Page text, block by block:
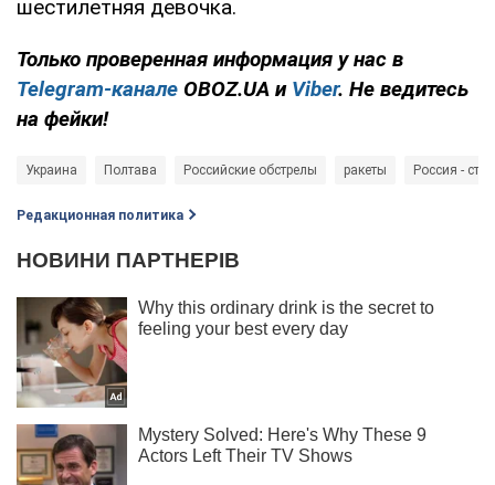
шестилетняя девочка.
Только проверенная информация у нас в
Telegram-канале OBOZ.UA и Viber. Не ведитесь
на фейки!
Украина Полтава Российские обстрелы ракеты Россия -
Редакционная политика